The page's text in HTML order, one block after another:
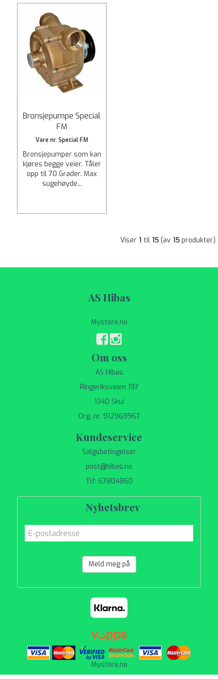
Bronsjepumpe Special
FM
Vare nr. Special FM
Bronsjepumper som kan
kjøres begge veier. Tåler
opp til 70 Grader. Max
sugehøyde...
Viser 1 til 15 (av 15 produkter)
AS Hibas
Mystore.no
Om oss
AS Hibas
Ringeriksveien 197
1340 Skui
Org. nr. 912969967
Kundeservice
Salgsbetingelser
post@hibas.no
Tlf: 67804860
Nyhetsbrev
Meld meg på
Mystore.no